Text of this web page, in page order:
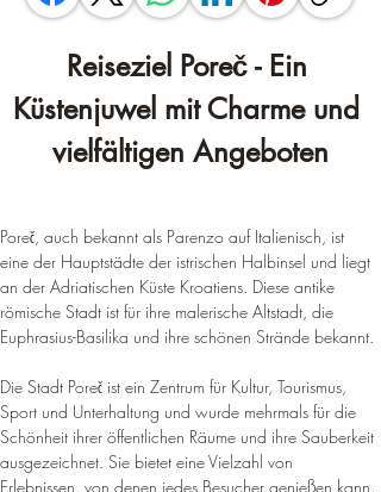
Reiseziel Poreč - Ein
Küstenjuwel mit Charme und
vielfältigen Angeboten
Poreč, auch bekannt als Parenzo auf Italienisch, ist
eine der Hauptstädte der istrischen Halbinsel und liegt
an der Adriatischen Küste Kroatiens. Diese antike
römische Stadt ist für ihre malerische Altstadt, die
Euphrasius-Basilika und ihre schönen Strände bekannt.
Die Stadt Poreč ist ein Zentrum für Kultur, Tourismus,
Sport und Unterhaltung und wurde mehrmals für die
Schönheit ihrer öffentlichen Räume und ihre Sauberkeit
ausgezeichnet. Sie bietet eine Vielzahl von
Erlebnissen, von denen jedes Besucher genießen kann.